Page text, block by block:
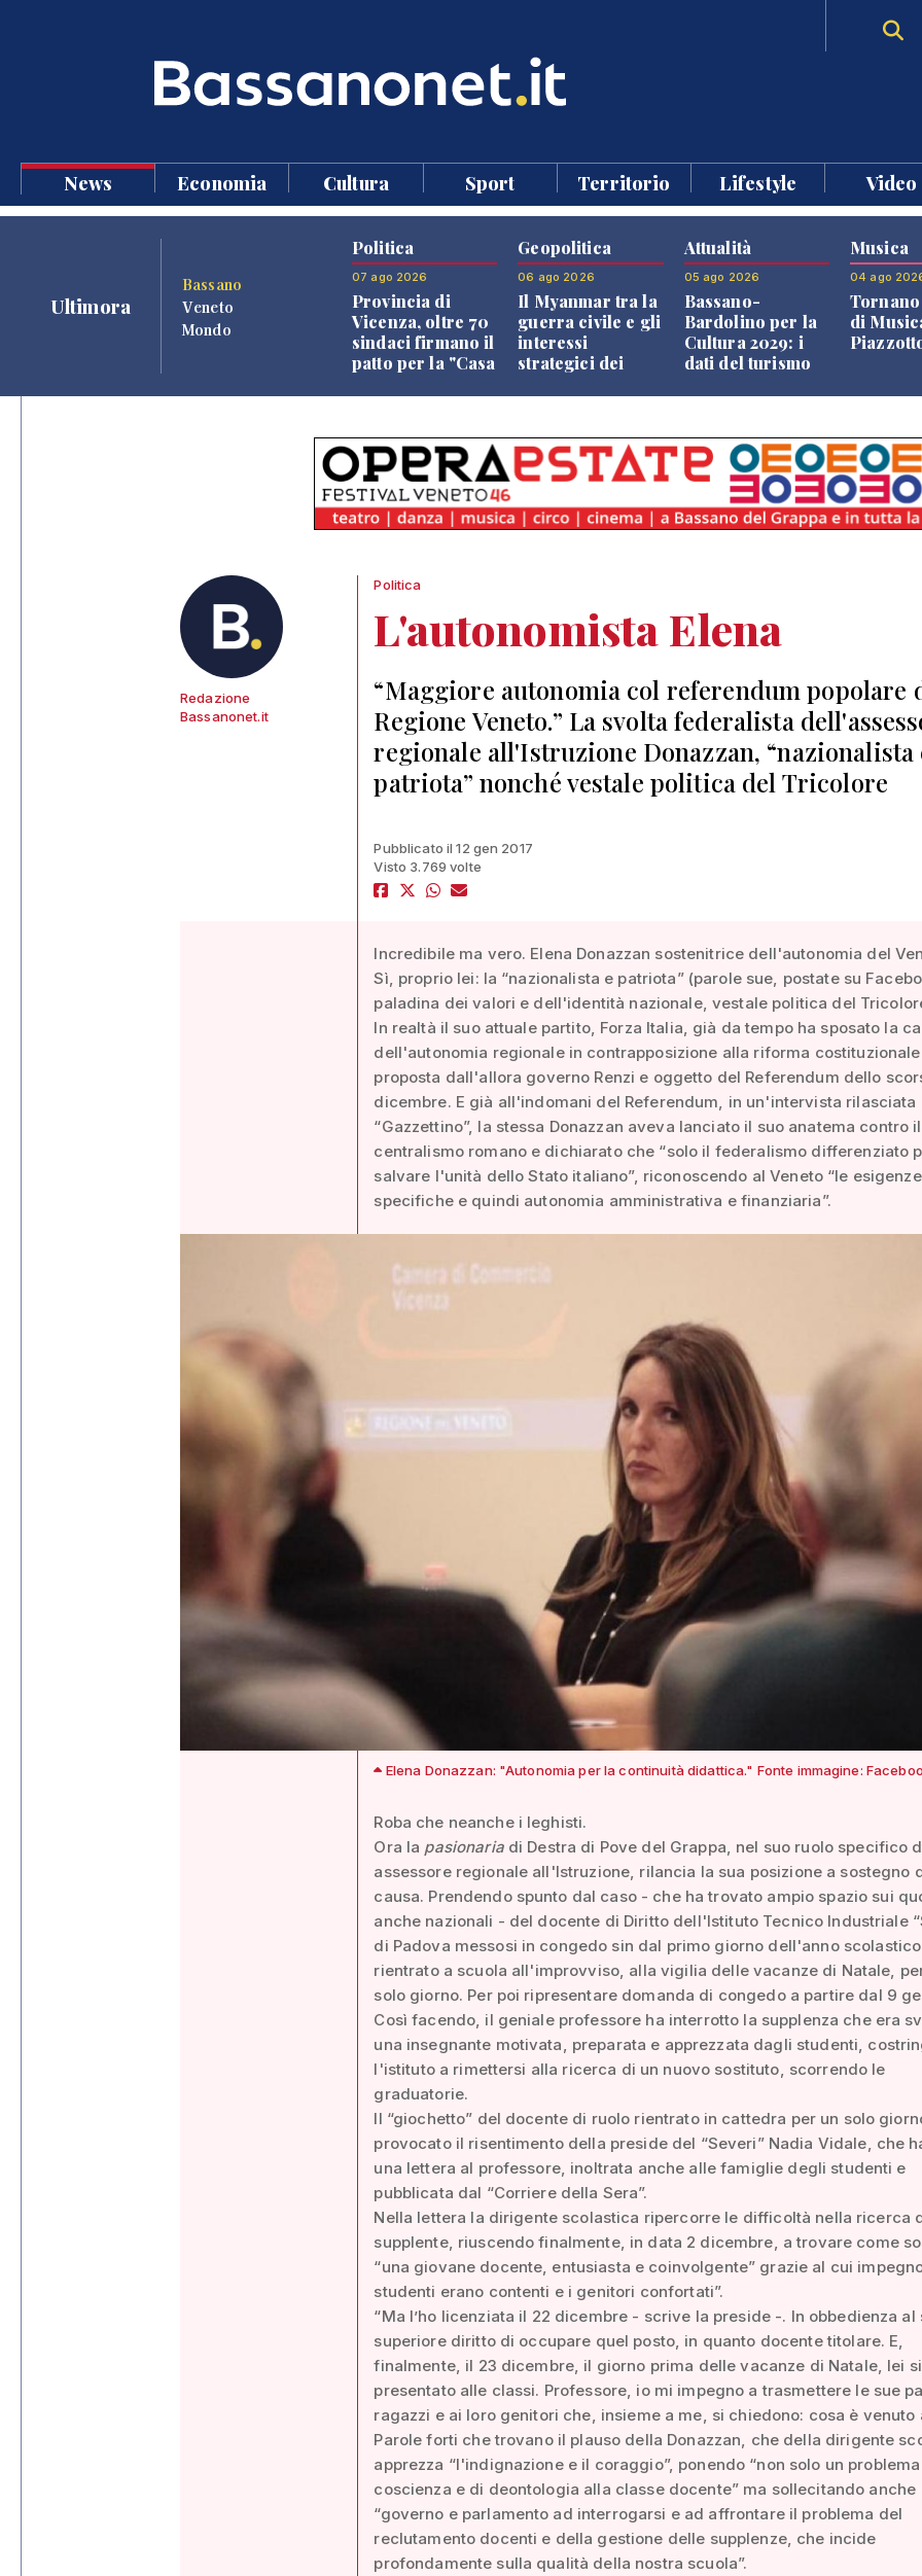
News Economia Cultura Sport Territorio Lifestyle Video
Ultimora
Bassano
Veneto
Mondo
Politica
07 ago 2026
Provincia di
Vicenza, oltre 70
sindaci firmano il
patto per la "Casa
Geopolitica
06 ago 2026
Il Myanmar tra la
guerra civile e gli
interessi
strategici dei
Attualità
05 ago 2026
Bassano-
Bardolino per la
Cultura 2029: i
dati del turismo
Musica
04 ago
di
Redazione
Bassanonet.it
Politica
L'autonomista Elena
“Maggiore autonomia col referendum popolare
Regione Veneto.” La svolta federalista
regionale all'Istruzione Donazzan, “nazionalista
patriota” nonché vestale politica del Tricolore
Pubblicato il 12 gen 2017
Visto 3.769 volte
Incredibile ma vero. Elena Donazzan sostenitrice dell'autonomia del
Sì, proprio lei: la “nazionalista e patriota” (parole sue, postate su
paladina dei valori e dell'identità nazionale, vestale politica del
In realtà il suo attuale partito, Forza Italia, già da tempo ha sposato la
dell'autonomia regionale in contrapposizione alla riforma costituzionale
proposta dall'allora governo Renzi e oggetto del Referendum dello
dicembre. E già all'indomani del Referendum, in un'intervista rilasciata
“Gazzettino”, la stessa Donazzan aveva lanciato il suo anatema contro il
centralismo romano e dichiarato che “solo il federalismo differenziato
salvare l'unità dello Stato italiano”, riconoscendo al Veneto “le esigenze
specifiche e quindi autonomia amministrativa e finanziaria”.
Elena Donazzan: "Autonomia per la continuità didattica." Fonte immagine:
Roba che neanche i leghisti.
Ora la pasionariadi Destra di Pove del Grappa, nel suo ruolo specifico
assessore regionale all'Istruzione, rilancia la sua posizione a sostegno
causa. Prendendo spunto dal caso - che ha trovato ampio spazio sui
anche nazionali - del docente di Diritto dell'Istituto Tecnico Industriale
di Padova messosi in congedo sin dal primo giorno dell'anno
rientrato a scuola all'improvviso, alla vigilia delle vacanze di Natale,
solo giorno. Per poi ripresentare domanda di congedo a partire dal 9
Così facendo, il geniale professore ha interrotto la supplenza che era
una insegnante motivata, preparata e apprezzata dagli studenti,
l'istituto a rimettersi alla ricerca di un nuovo sostituto, scorrendo le
graduatorie.
Il “giochetto” del docente di ruolo rientrato in cattedra per un solo
provocato il risentimento della preside del “Severi” Nadia Vidale, che
una lettera al professore, inoltrata anche alle famiglie degli studenti e
pubblicata dal “Corriere della Sera”.
Nella lettera la dirigente scolastica ripercorre le difficoltà nella ricerca
supplente, riuscendo finalmente, in data 2 dicembre, a trovare come
“una giovane docente, entusiasta e coinvolgente” grazie al cui
studenti erano contenti e i genitori confortati”.
“Ma l’ho licenziata il 22 dicembre - scrive la preside -. In obbedienza al
superiore diritto di occupare quel posto, in quanto docente titolare. E,
finalmente, il 23 dicembre, il giorno prima delle vacanze di Natale, lei
presentato alle classi. Professore, io mi impegno a trasmettere le sue
ragazzi e ai loro genitori che, insieme a me, si chiedono: cosa è venuto
Parole forti che trovano il plauso della Donazzan, che della dirigente
apprezza “l'indignazione e il coraggio”, ponendo “non solo un
coscienza e di deontologia alla classe docente” ma sollecitando anche
“governo e parlamento ad interrogarsi e ad affrontare il problema del
reclutamento docenti e della gestione delle supplenze, che incide
profondamente sulla qualità della nostra scuola”.